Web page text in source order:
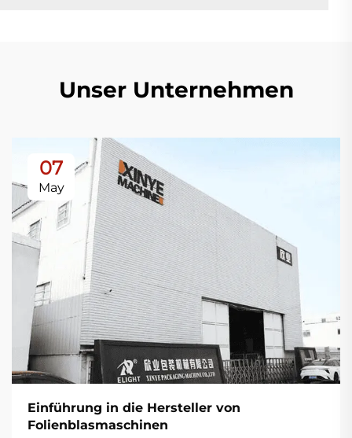
Unser Unternehmen
07
May
Einführung in die Hersteller von
Folienblasmaschinen